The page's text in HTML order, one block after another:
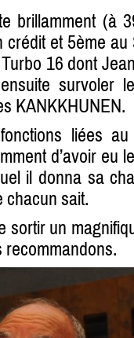
brillamment (à
et 5ème
16 dont
survoler
KANKKHUNEN.
liées
d’avoir eu
il donna sa
chacun sait.
sortir un
recommandons.